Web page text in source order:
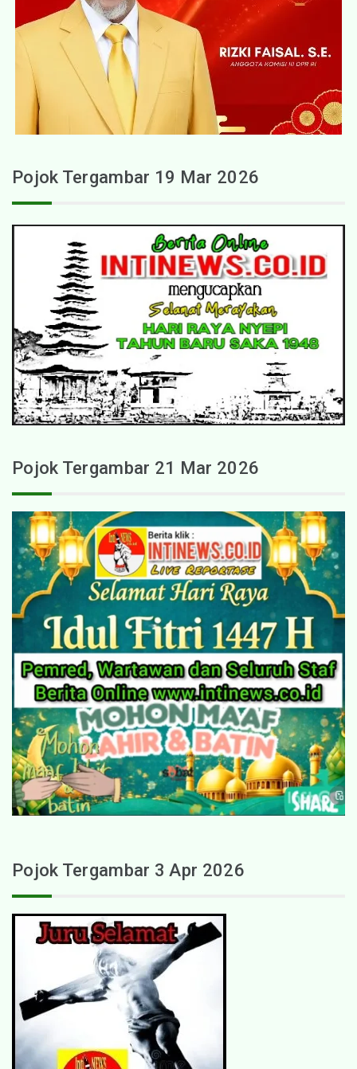
Pojok Tergambar 19 Mar 2026
Pojok Tergambar 21 Mar 2026
Pojok Tergambar 3 Apr 2026